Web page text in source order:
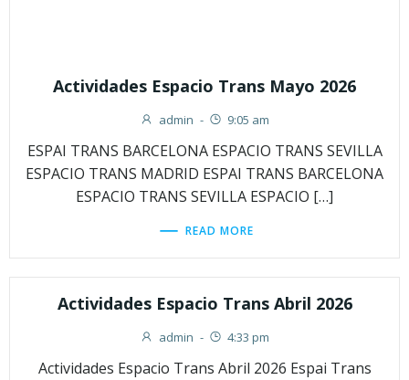
Actividades Espacio Trans Mayo 2026
admin - 9:05 am
ESPAI TRANS BARCELONA ESPACIO TRANS SEVILLA
ESPACIO TRANS MADRID ESPAI TRANS BARCELONA
ESPACIO TRANS SEVILLA ESPACIO […]
READ MORE
Actividades Espacio Trans Abril 2026
admin - 4:33 pm
Actividades Espacio Trans Abril 2026 Espai Trans